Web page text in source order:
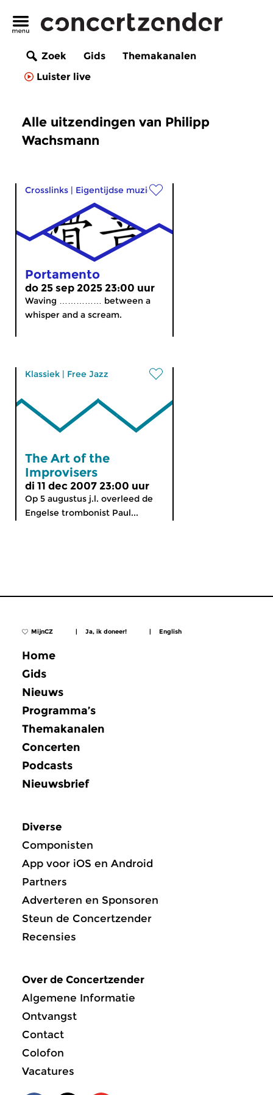
Zoek Gids
Themakanalen
Luister live
Alle uitzendingen van Philipp
Wachsmann
Crosslinks | Eigentijdse muziek
Portamento
do 25 sep 2025 23:00 uur
Waving …………… between a
whisper and a scream.
Klassiek | Free Jazz
The Art of the
Improvisers
di 11 dec 2007 23:00 uur
Op 5 augustus j.l. overleed de
Engelse trombonist Paul...
MijnCZ | Ja, ik doneer! | English
Home
Gids
Nieuws
Programma’s
Themakanalen
Concerten
Podcasts
Nieuwsbrief
Diverse
Componisten
App voor iOS en Android
Partners
Adverteren en Sponsoren
Steun de Concertzender
Recensies
Over de Concertzender
Algemene Informatie
Ontvangst
Contact
Colofon
Vacatures